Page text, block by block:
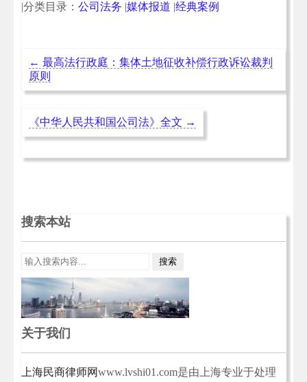
|分类目录： 公司法务 |媒体报道 |经典案例
← 最高法行政庭：集体土地征收补偿行政诉讼裁判
原则
《中华人民共和国公司法》全文 →
搜索本站
关于我们
上海民商律师网www.lvshi01.com是由上海专业于处理